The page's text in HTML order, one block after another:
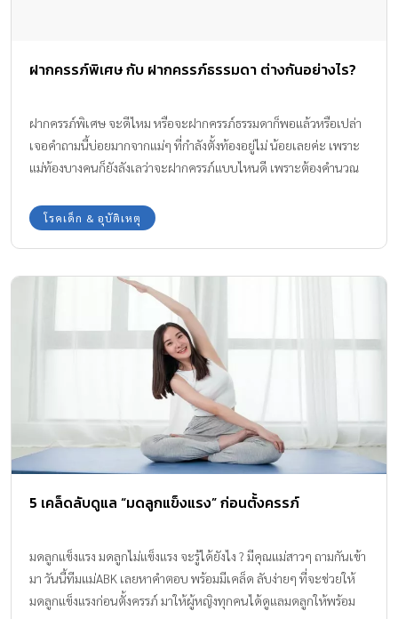
ฝากครรภ์พิเศษ กับ ฝากครรภ์ธรรมดา ต่างกันอย่างไร?
ฝากครรภ์พิเศษ จะดีไหม หรือจะฝากครรภ์ธรรมดาก็พอแล้วหรือเปล่า
เจอคำถามนี้บ่อยมากจากแม่ๆ ที่กำลังตั้งท้องอยู่ไม่ น้อยเลยค่ะ เพราะ
แม่ท้องบางคนก็ยังลังเลว่าจะฝากครรภ์แบบไหนดี เพราะต้องคำนวณ
Amarin Baby & Kids มีข้อมูลเกี่ยวกับการฝากพิเศษ และไม่ฝากพิเศษ
มาให้ทราบกันค่ะ
โรคเด็ก & อุบัติเหตุ
5 เคล็ดลับดูแล “มดลูกแข็งแรง” ก่อนตั้งครรภ์
มดลูกแข็งแรง มดลูกไม่แข็งแรง จะรู้ได้ยังไง ? มีคุณแม่สาวๆ ถามกันเข้า
มา วันนี้ทีมแม่ABK เลยหาคำตอบ พร้อมมีเคล็ด ลับง่ายๆ ที่จะช่วยให้
มดลูกแข็งแรงก่อนตั้งครรภ์ มาให้ผู้หญิงทุกคนได้ดูแลมดลูกให้พร้อม